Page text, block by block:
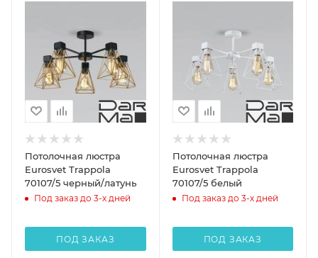
Потолочная люстра
Eurosvet Trappola
70107/5 черный/латунь
Под заказ до 3-х дней
ПОД ЗАКАЗ
Потолочная люстра
Eurosvet Trappola
70107/5 белый
Под заказ до 3-х дней
ПОД ЗАКАЗ